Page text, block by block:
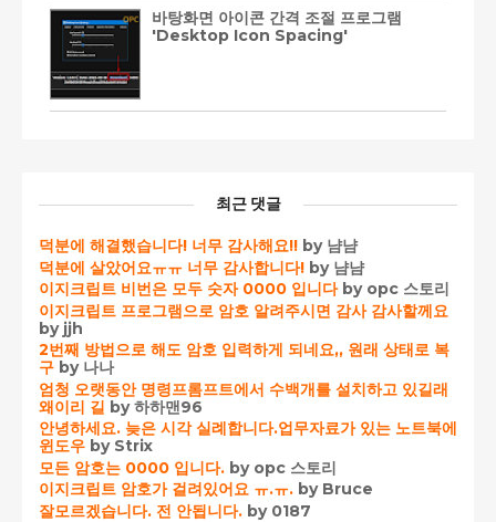
바탕화면 아이콘 간격 조절 프로그램
'Desktop Icon Spacing'
최근 댓글
덕분에 해결했습니다! 너무 감사해요!! by 냠냠
덕분에 살았어요ㅠㅠ 너무 감사합니다! by 냠냠
이지크립트 비번은 모두 숫자 0000 입니다by opc 스토리
이지크립트 프로그램으로 암호 알려주시면 감사 감사할께요
by jjh
2번째 방법으로 해도 암호 입력하게 되네요,, 원래 상태로 복
구 by 나나
엄청 오랫동안 명령프롬프트에서 수백개를 설치하고 있길래
왜이리 길 by 하하맨96
안녕하세요. 늦은 시각 실례합니다.업무자료가 있는 노트북에
윈도우 by Strix
모든 암호는 0000 입니다. by opc 스토리
이지크립트 암호가 걸려있어요 ㅠ.ㅠ. by Bruce
잘모르겠습니다. 전 안됩니다. by 0187